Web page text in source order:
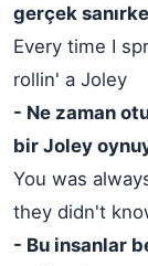
gerçek
Every time I
rollin' a Joley
- Ne zaman
bir Joley
You was
they didn't
- Bu insanlar